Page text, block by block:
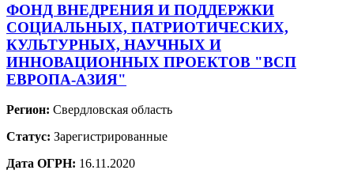
ФОНД ВНЕДРЕНИЯ И ПОДДЕРЖКИ
СОЦИАЛЬНЫХ, ПАТРИОТИЧЕСКИХ,
КУЛЬТУРНЫХ, НАУЧНЫХ И
ИННОВАЦИОННЫХ ПРОЕКТОВ "ВСП
ЕВРОПА-АЗИЯ"
Регион: Свердловская область
Статус: Зарегистрированные
Дата ОГРН: 16.11.2020